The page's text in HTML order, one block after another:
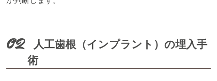
02
人工歯根（インプラント）の埋入手
術